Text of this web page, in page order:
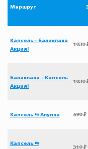
Маршрут
Капсель - Балаклава
Акция!
1030
Балаклава - Капсель
Акция!
1030
Капсель ⇆ Алупка 690 ₽
Капсель ⇆
310 ₽